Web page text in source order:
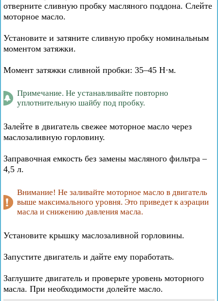
отверните сливную пробку масляного поддона. Слейте
моторное масло.
Установите и затяните сливную пробку номинальным
моментом затяжки.
Момент затяжки сливной пробки: 35–45 Н·м.
Примечание. Не устанавливайте повторно
уплотнительную шайбу под пробку.
Залейте в двигатель свежее моторное масло через
маслозаливную горловину.
Заправочная емкость без замены масляного фильтра –
4,5 л.
Внимание! Не заливайте моторное масло в двигатель
выше максимального уровня. Это приведет к аэрации
масла и снижению давления масла.
Установите крышку маслозаливной горловины.
Запустите двигатель и дайте ему поработать.
Заглушите двигатель и проверьте уровень моторного
масла. При необходимости долейте масло.